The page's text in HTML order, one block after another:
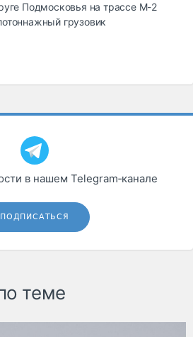
Подмосковья на трассе М-2
грузовик
в нашем Telegram‑канале
ПОДПИСАТЬСЯ
теме